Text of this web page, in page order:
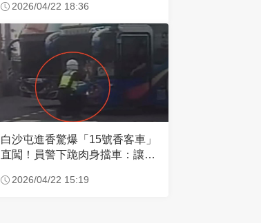
2026/04/22 18:36
白沙屯進香驚爆「15號香客車」
直闖！員警下跪肉身擋車：讓行
2026/04/22 15:19